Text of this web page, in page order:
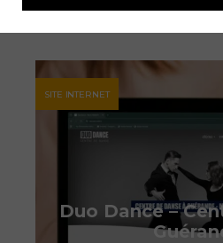
SITE INTERNET
Duo Dance –